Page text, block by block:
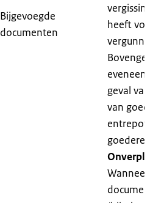
Bijgevoegde
documenten
vergissing
heeft voor
vergunning.
eveneens
geval van
van
entrepot,
goederen.
Wanneer